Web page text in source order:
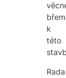
k
této
Rada